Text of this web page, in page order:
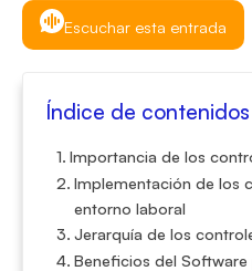
Escuchar esta entrada
Índice de contenidos
Importancia de los
Implementación de los
entorno laboral
Jerarquía de los
Beneficios del